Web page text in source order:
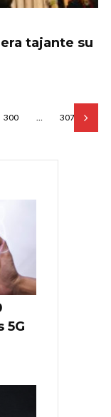
tajante su
300 … 307
5G